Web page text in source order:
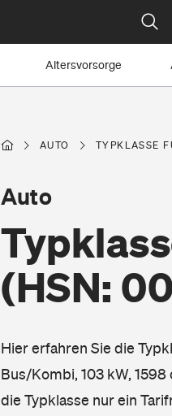
Altersvorsorge
AUTO TYPKLASSE
(HSN:
Auto
Hier erfahren Sie die
Bus/Kombi, 103 kW,
die Typklasse nur ein